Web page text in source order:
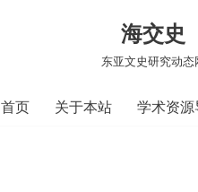
海交史
东亚文史研究动态
首页 关于本站 学术资源